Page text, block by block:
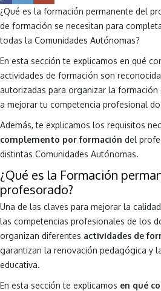
¿Qué es la formación permanente del
de formación se necesitan para
todas la Comunidades Autónomas?
En esta sección te explicamos en qué
actividades de formación son
autorizadas para organizar la formación
a mejorar tu competencia profesional
Además, te explicamos los requisitos
complemento por formación del
distintas Comunidades Autónomas.
¿Qué es la Formación
profesorado?
Una de las claves para mejorar la
las competencias profesionales de los
organizan diferentes actividades de
garantizan la renovación pedagógica y
educativa.
En esta sección te explicamos en qué